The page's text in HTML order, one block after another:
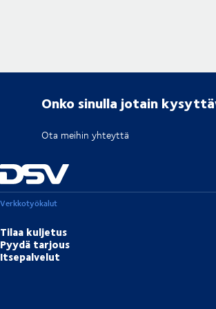
Onko sinulla jotain
Ota meihin yhteyttä
Verkkotyökalut
Tilaa kuljetus
Pyydä tarjous
Itsepalvelut